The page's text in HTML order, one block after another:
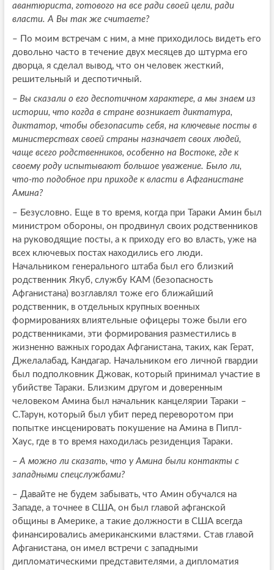
авантюриста, готового на все ради своей цели, ради
власти. А Вы так же считаете?
–
По моим встречам с ним, а мне приходилось видеть его
довольно часто в течение двух месяцев до штурма его
дворца, я сделал вывод, что он человек жесткий,
решительный и деспотичный.
– Вы сказали о его деспотичном характере, а мы знаем из
истории, что когда в стране возникает диктатура,
диктатор, чтобы обезопасить себя, на ключевые посты в
министерствах своей страны назначает своих людей,
чаще всего родственников, особенно на Востоке, где к
своему роду испытывают большое уважение. Было ли,
что-то подобное при приходе к власти в Афганистане
Амина?
– Безусловно. Еще в то время, когда при Тараки Амин был
министром обороны, он продвинул своих родственников
на руководящие посты, а к приходу его во власть, уже на
всех ключевых постах находились его люди.
Начальником генерального штаба был его близкий
родственник Якуб, службу КАМ (безопасность
Афганистана) возглавлял тоже его ближайший
родственник, в отдельных крупных военных
формированиях влиятельные офицеры тоже были его
родственниками, эти формирования разместились в
жизненно важных городах Афганистана, таких, как Герат,
Джелалабад, Кандагар. Начальником его личной гвардии
был подполковник Джовак, который принимал участие в
убийстве Тараки. Близким другом и доверенным
человеком Амина был начальник канцелярии Тараки –
С.Тарун, который был убит перед переворотом при
попытке инсценировать покушение на Амина в Пипл-
Хаус, где в то время находилась резиденция Тараки.
– А можно ли сказать, что у Амина были контакты с
западными спецслужбами?
– Давайте не будем забывать, что Амин обучался на
Западе, а точнее в США, он был главой афганской
общины в Америке, а такие должности в США всегда
финансировались американскими властями. Став главой
Афганистана, он имел встречи с западными
дипломатическими представителями, а дипломатия